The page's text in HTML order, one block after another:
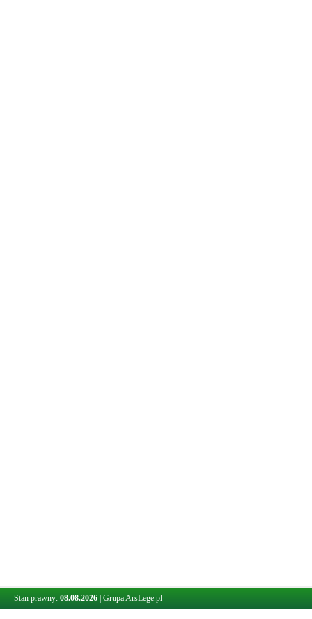
Stan prawny: 08.08.2026 Grupa ArsLege.pl